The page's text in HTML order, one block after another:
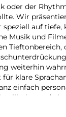
oder der
Wir
auf tiefe,
Musik und
Tieftonbereich,
weiterhin
klare
einfach
und ein